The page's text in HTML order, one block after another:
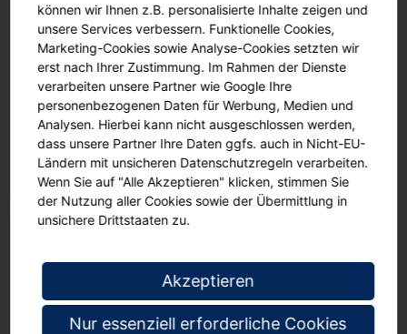
Bildertrockenwagen, 83
cm hoch, 60x42 cm
(B/T), 25 Trockengitter,
€ 314,00
Bildertrockenregal, 85
cm hoch, 43x26 cm
(B/T), 17 Trockengitter,
€ 156,00
können wir Ihnen z.B. personalisierte Inhalte zeigen und
unsere Services verbessern. Funktionelle Cookies,
Marketing-Cookies sowie Analyse-Cookies setzten wir
erst nach Ihrer Zustimmung. Im Rahmen der Dienste
verarbeiten unsere Partner wie Google Ihre
personenbezogenen Daten für Werbung, Medien und
Analysen. Hierbei kann nicht ausgeschlossen werden,
dass unsere Partner Ihre Daten ggfs. auch in Nicht-EU-
Ländern mit unsicheren Datenschutzregeln verarbeiten.
Wenn Sie auf "Alle Akzeptieren" klicken, stimmen Sie
der Nutzung aller Cookies sowie der Übermittlung in
unsichere Drittstaaten zu.
Akzeptieren
Nur essenziell erforderliche Cookies